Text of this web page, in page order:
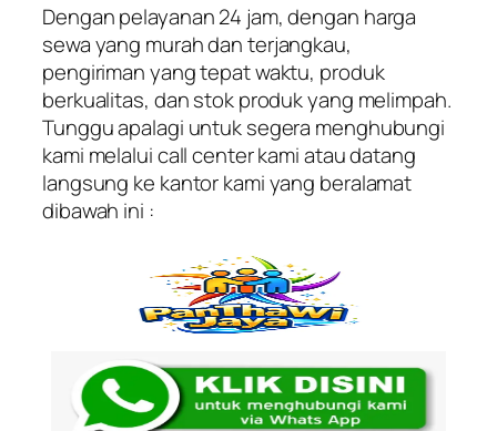
Dengan pelayanan 24 jam, dengan harga
sewa yang murah dan terjangkau,
pengiriman yang tepat waktu, produk
berkualitas, dan stok produk yang melimpah.
Tunggu apalagi untuk segera menghubungi
kami melalui call center kami atau datang
langsung ke kantor kami yang beralamat
dibawah ini :